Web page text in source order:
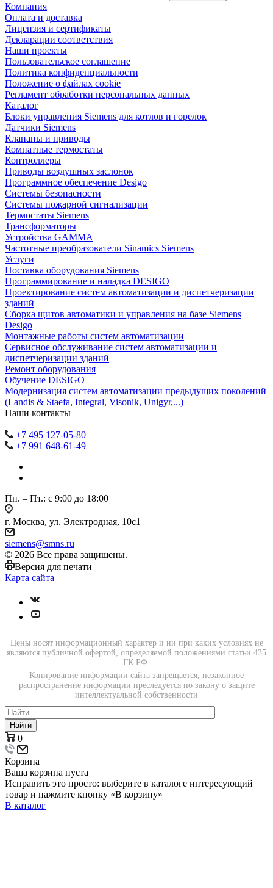
Компания
Оплата и доставка
Лицензия и сертификаты
Декларации соответствия
Наши проекты
Пользовательское соглашение
Политика конфиденциальности
Положение о файлах cookie
Регламент обработки персональных данных
Каталог
Блоки управления Siemens для котлов и горелок
Датчики Siemens
Клапаны и приводы
Комнатные термостаты
Контроллеры
Приводы воздушных заслонок
Программное обеспечение Desigo
Системы безопасности
Системы пожарной сигнализации
Термостаты Siemens
Трансформаторы
Устройства GAMMA
Частотные преобразователи Sinamics Siemens
Услуги
Поставка оборудования Siemens
Программирование и наладка DESIGO
Проектирование систем автоматизации и диспетчеризации
зданий
Сборка щитов автоматики и управления на базе Siemens
Desigo
Монтажные работы систем автоматизации
Сервисное обслуживание систем автоматизации и
диспетчеризации зданий
Ремонт оборудования
Обучение DESIGO
Модернизация систем автоматизации предыдущих поколений
(Landis & Staefa, Integral, Visonik, Unigyr,...)
Наши контакты
+7 495 127-05-80
+7 991 648-61-49
Пн. – Пт.: с 9:00 до 18:00
г. Москва, ул. Электродная, 10с1
siemens@smns.ru
© 2026 Все права защищены.
Версия для печати
Карта сайта
Цены носят информационный характер и ни при каких условиях не
являются публичной офертой, определяемой положениями статьи 435
ГК РФ.
Копирование информации сайта запрещается, незаконное
распространение информации преследуется по закону о защите
интеллектуальной собственности
Найти
0
Корзина
Ваша корзина пуста
Исправить это просто: выберите в каталоге интересующий
товар и нажмите кнопку «В корзину»
В каталог